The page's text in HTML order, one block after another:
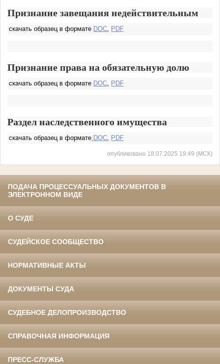
Признание завещания недействительным
скачать образец в формате DOC, PDF
Признание права на обязательную долю
скачать образец в формате DOC, PDF
Раздел наследственного имущества
скачать образец в формате DOC, PDF
опубликовано 18.07.2025 19:49 (МСК)
ПОДАЧА ПРОЦЕССУАЛЬНЫХ ДОКУМЕНТОВ В
ЭЛЕКТРОННОМ ВИДЕ
О СУДЕ
СУДЕЙСКОЕ СООБЩЕСТВО
НОРМАТИВНЫЕ АКТЫ
ДОКУМЕНТЫ СУДА
СУДЕБНОЕ ДЕЛОПРОИЗВОДСТВО
СПРАВОЧНАЯ ИНФОРМАЦИЯ
ПРЕСС-СЛУЖБА